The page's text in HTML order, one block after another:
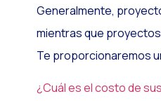
Generalmente,
mientras que
Te proporcionaremos
¿Cuál es el costo de